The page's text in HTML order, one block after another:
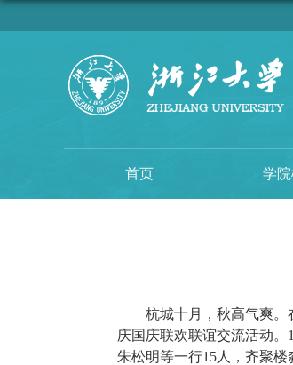
首页 学
杭城十月，秋高气爽
庆国庆联欢联谊交流活动。
朱松明等一行15 人，齐聚